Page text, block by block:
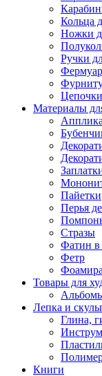
Кольца
Ножки
Ручки
Цепочки
Материалы
Пайетки
Перья
Стразы
Фатин в
Фетр
Товары для
Лепка и
Глина,
Книги